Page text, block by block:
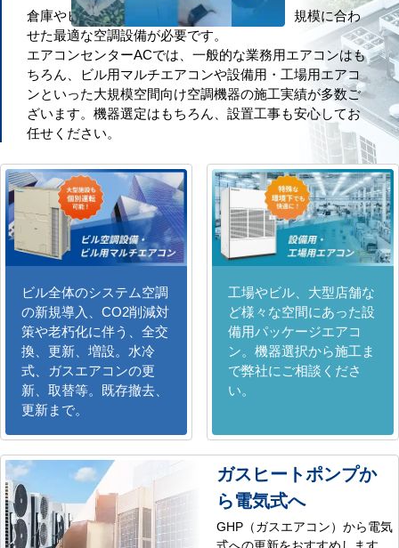
倉庫やビル・工場といった大規模空間には、規模に合わ
せた最適な空調設備が必要です。
エアコンセンターACでは、一般的な業務用エアコンはも
ちろん、ビル用マルチエアコンや設備用・工場用エアコ
ンといった大規模空間向け空調機器の施工実績が多数ご
ざいます。機器選定はもちろん、設置工事も安心してお
任せください。
ビル全体のシステム空調
の新規導入、CO2削減対
策や老朽化に伴う、全交
換、更新、増設。水冷
式、ガスエアコンの更
新、取替等。既存撤去、
更新まで。
工場やビル、大型店舗な
ど様々な空間にあった設
備用パッケージエアコ
ン。機器選択から施工ま
で弊社にご相談くださ
い。
ガスヒートポンプか
ら電気式へ
GHP（ガスエアコン）から電気